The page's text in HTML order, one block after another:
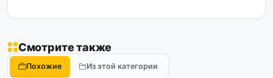
Смотрите также
Похожие Из этой категории